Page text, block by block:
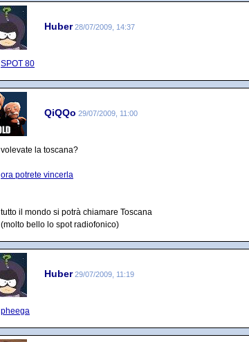
Huber 28/07/2009, 14:37
SPOT 80
QiQQo 29/07/2009, 11:00
volevate la toscana?
ora potrete vincerla
tutto il mondo si potrà chiamare Toscana
(molto bello lo spot radiofonico)
Huber 29/07/2009, 11:19
pheega